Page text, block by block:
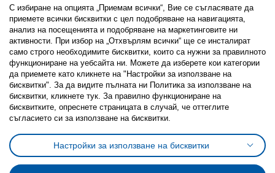
Последвайте ни:
FacebookTwitterYoutubePinterestInstagram
Политика за използване на бисквитки (Cookies)
Избор на настройки за използване на бисквитки
Условия за ползване на ikea.bg
Обща политика за личните данни
С избиране на опцията „Приемам всички“, Вие се съгласявате да
приемете всички бисквитки с цел подобряване на навигацията,
анализ на посещенията и подобряване на маркетинговите ни
активности. При избор на „Отхвърлям всички“ ще се инсталират
само строго необходимитe бисквитки, които са нужни за правилното
функциониране на уебсайта ни. Можете да изберете кои категории
да приемете като кликнете на "Настройки за използване на
бисквитки". За да видите пълната ни Политика за използване на
бисквитки, кликнете тук. За правилно функциониране на
бисквитките, опреснете страницата в случай, че оттеглите
съгласието си за използване на бисквитки.
Настройки за използване на бисквитки